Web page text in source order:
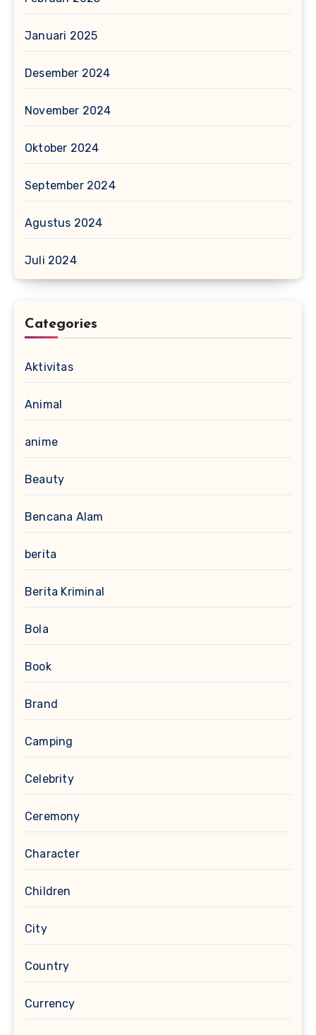
Januari 2025
Desember 2024
November 2024
Oktober 2024
September 2024
Agustus 2024
Juli 2024
Categories
Aktivitas
Animal
anime
Beauty
Bencana Alam
berita
Berita Kriminal
Bola
Book
Brand
Camping
Celebrity
Ceremony
Character
Children
City
Country
Currency